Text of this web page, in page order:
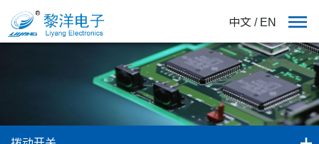
中文 / EN